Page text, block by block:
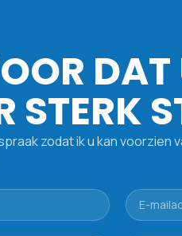
DAT
STERK
zodat ik u kan voorzien